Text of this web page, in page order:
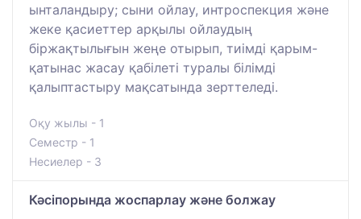
ынталандыру; сыни ойлау, интроспекция және
жеке қасиеттер арқылы ойлаудың
біржақтылығын жеңе отырып, тиімді қарым-
қатынас жасау қабілеті туралы білімді
қалыптастыру мақсатында зерттеледі.
Оқу жылы - 1
Семестр - 1
Несиелер - 3
Кәсіпорында жоспарлау және болжау